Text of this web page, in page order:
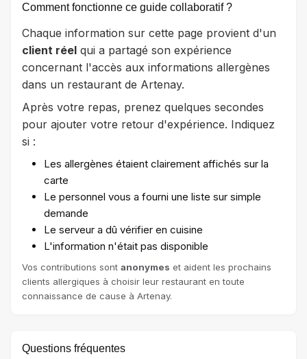
Comment fonctionne ce guide collaboratif ?
Chaque information sur cette page provient d'un
client réel qui a partagé son expérience
concernant l'accès aux informations allergènes
dans un restaurant de Artenay.
Après votre repas, prenez quelques secondes
pour ajouter votre retour d'expérience. Indiquez
si :
Les allergènes étaient clairement affichés sur la
carte
Le personnel vous a fourni une liste sur simple
demande
Le serveur a dû vérifier en cuisine
L'information n'était pas disponible
Vos contributions sont anonymes et aident les prochains
clients allergiques à choisir leur restaurant en toute
connaissance de cause à Artenay.
Questions fréquentes